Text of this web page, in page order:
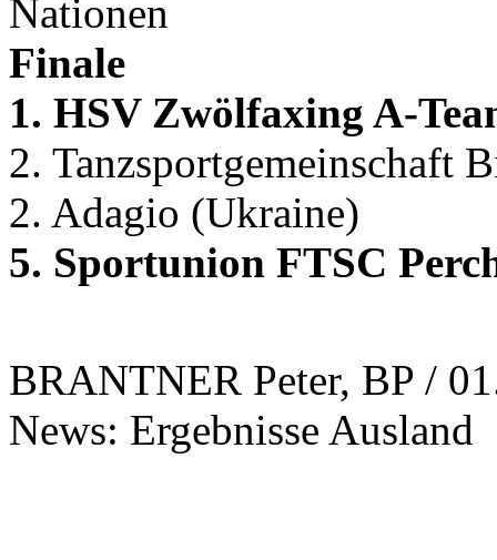
Nationen
Finale
1. HSV Zwölfaxing A-
2. Tanzsportgemeinschaft
2. Adagio (Ukraine)
5. Sportunion FTSC
BRANTNER Peter, BP /
News: Ergebnisse Ausland